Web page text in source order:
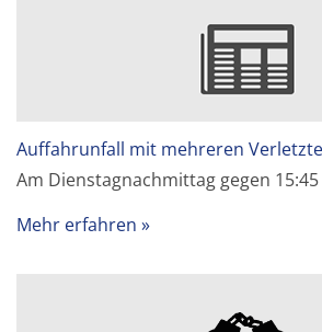
Auffahrunfall mit mehreren
Am Dienstagnachmittag gegen
Mehr erfahren